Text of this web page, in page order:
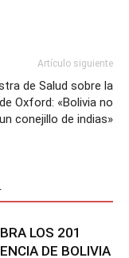
Artículo siguiente
de Salud sobre la
Oxford: «Bolivia no
conejillo de indias»
LOS 201
DE BOLIVIA